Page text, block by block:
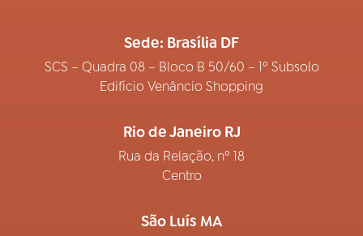
Sede: Brasília DF
SCS – Quadra 08 – Bloco B 50/60 – 1º Subsolo
Edifício Venâncio Shopping
Rio de Janeiro RJ
Rua da Relação, nº 18
Centro
São Luís MA